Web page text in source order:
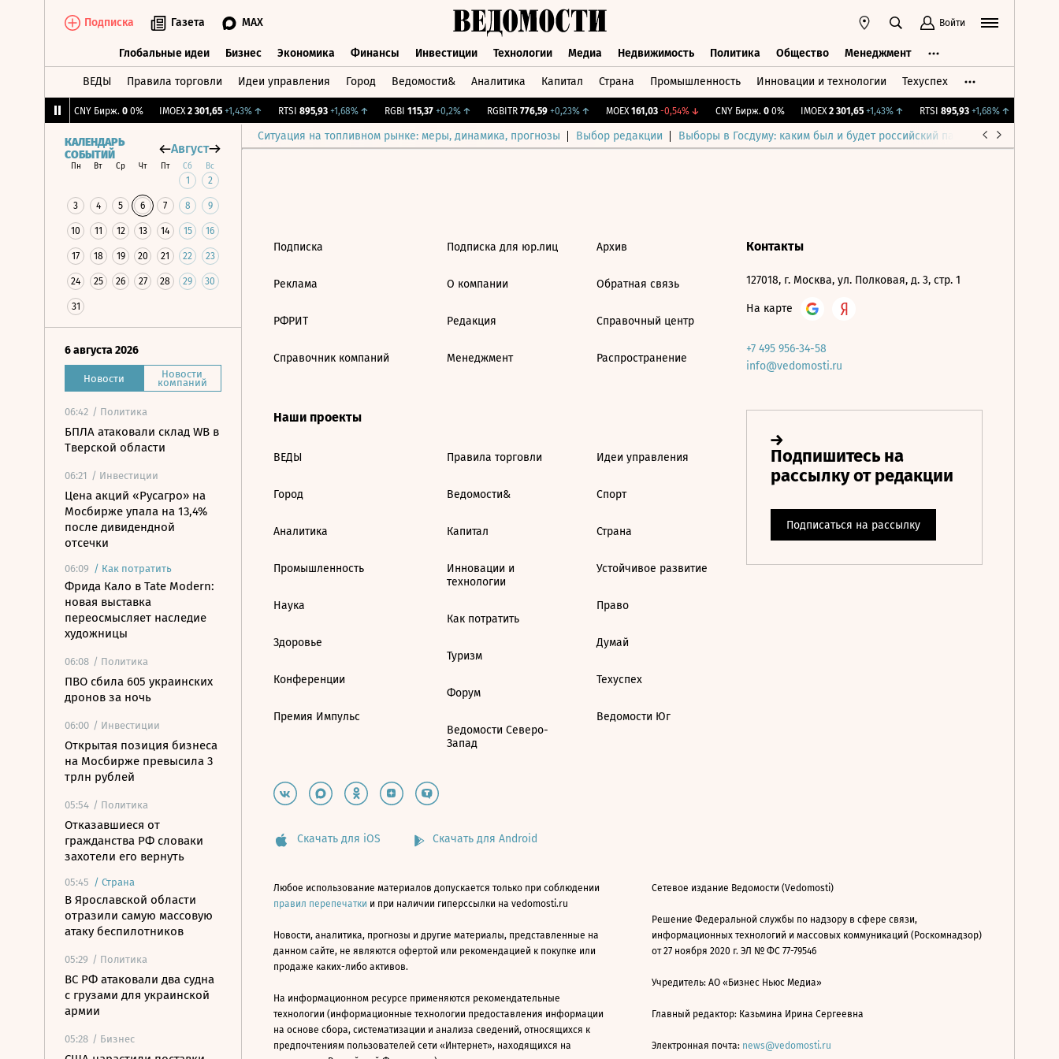
Подписка Газета MAX Войти
Глобальные идеи Бизнес Экономика Финансы Инвестиции Технологии Медиа Недвижимость Политика Общество Менеджмент
ВЕДЫ Правила торговли Идеи управления Город Ведомости& Аналитика Капитал Страна Промышленность Инновации и технологии Техуспех
CNY Бирж. 0 0% IMOEX 2 301,65 +1,43%↑ RTSI 895,93 +1,68%↑ RGBI 115,37 +0,2%↑ RGBITR 776,59 +0,23%↑ MOEX 161,03 -0,54%↓ CNY Бирж. 0 0% IMOEX 2 301,65 +1,43%↑ RTSI 895,93 +1,68%↑
Ситуация на топливном рынке: меры, динамика, прогнозы Выбор редакции Выборы в Госдуму: каким был и будет российский парламент
КАЛЕНДАРЬ
СОБЫТИЙ
Август
Пн Вт Ср Чт Пт Сб Вс
1 2
3 4 5 6 7 8 9
10 11 12 13 14 15 16
17 18 19 20 21 22 23
24 25 26 27 28 29 30
31
6 августа 2026
Новости Новости
компаний
06:42 / Политика
БПЛА атаковали склад WB в
Тверской области
06:21 / Инвестиции
Цена акций «Русагро» на
Мосбирже упала на 13,4%
после дивидендной
отсечки
06:09 / Как потратить
Фрида Кало в Tate Modern:
новая выставка
переосмысляет наследие
художницы
06:08 / Политика
ПВО сбила 605 украинских
дронов за ночь
06:00 / Инвестиции
Открытая позиция бизнеса
на Мосбирже превысила 3
трлн рублей
05:54 / Политика
Отказавшиеся от
гражданства РФ словаки
захотели его вернуть
05:45 / Страна
В Ярославской области
отразили самую массовую
атаку беспилотников
05:29 / Политика
ВС РФ атаковали два судна
с грузами для украинской
армии
05:28 / Бизнес
Подписка
Реклама
РФРИТ
Справочник компаний
Подписка для юр.лиц
О компании
Редакция
Менеджмент
Архив
Обратная связь
Справочный центр
Распространение
Наши проекты
ВЕДЫ
Город
Аналитика
Промышленность
Наука
Здоровье
Конференции
Премия Импульс
Правила торговли
Ведомости&
Капитал
Инновации и
технологии
Как потратить
Туризм
Форум
Ведомости Северо-
Запад
Идеи управления
Спорт
Страна
Устойчивое развитие
Право
Думай
Техуспех
Ведомости Юг
Контакты
127018, г. Москва, ул. Полковая, д. 3, стр. 1
На карте
+7 495 956-34-58
info@vedomosti.ru
Скачать для iOS Скачать для Android
Любое использование материалов допускается только при соблюдении
правил перепечатки и при наличии гиперссылки на vedomosti.ru
Новости, аналитика, прогнозы и другие материалы, представленные на
данном сайте, не являются офертой или рекомендацией к покупке или
продаже каких-либо активов.
На информационном ресурсе применяются рекомендательные
технологии (информационные технологии предоставления информации
на основе сбора, систематизации и анализа сведений, относящихся к
предпочтениям пользователей сети «Интернет», находящихся на
Сетевое издание Ведомости (Vedomosti)
Решение Федеральной службы по надзору в сфере связи,
информационных технологий и массовых коммуникаций (Роскомнадзор)
от 27 ноября 2020 г. ЭЛ № ФС 77-79546
Учредитель: АО «Бизнес Ньюс Медиа»
Главный редактор: Казьмина Ирина Сергеевна
Электронная почта: news@vedomosti.ru